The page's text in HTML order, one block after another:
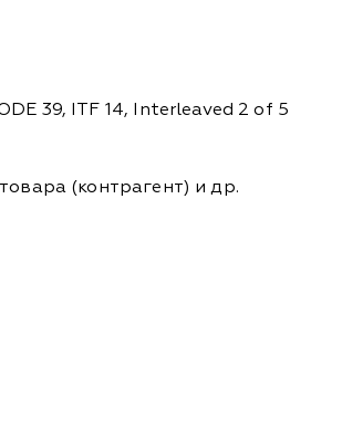
39, ITF 14, Interleaved 2 of 5
(контрагент) и др.